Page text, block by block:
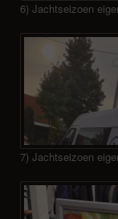
6) Jachtseizoen
7) Jachtseizoen